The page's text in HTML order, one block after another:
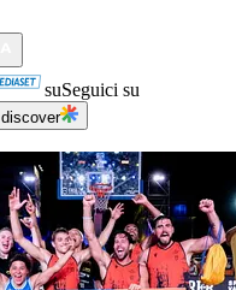
suSeguici su
discover